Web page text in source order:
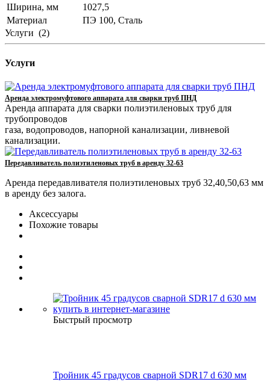
Ширина, мм
1027,5
Материал
ПЭ 100, Сталь
Услуги (2)
Услуги
Аренда электромуфтового аппарата для сварки труб ПНД
Аренда аппарата для сварки полиэтиленовых труб для
трубопроводов
газа, водопроводов, напорной канализации, ливневой
канализации.
Передавливатель полиэтиленовых труб в аренду 32-63
Аренда передавливателя полиэтиленовых труб 32,40,50,63 мм
в аренду без залога.
Аксессуары
Похожие товары
Быстрый просмотр
Тройник 45 градусов сварной SDR17 d 630 мм